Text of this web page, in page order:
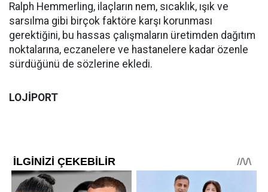
Ralph Hemmerling, ilaçların nem, sıcaklık, ışık ve
sarsılma gibi birçok faktöre karşı korunması
gerektiğini, bu hassas çalışmaların üretimden dağıtım
noktalarına, eczanelere ve hastanelere kadar özenle
sürdüğünü de sözlerine ekledi.
LOJİPORT